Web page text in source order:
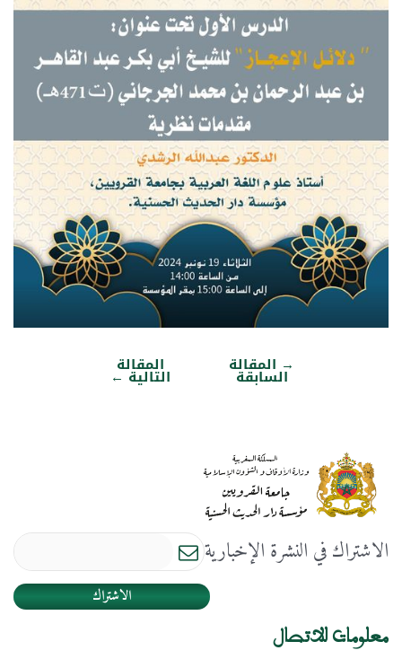
تصفّح→ المقالة
السابقة المقالة
التالية←
الاشتراك في النشرة الإخبارية
الاشتراك
معلومات للاتصال